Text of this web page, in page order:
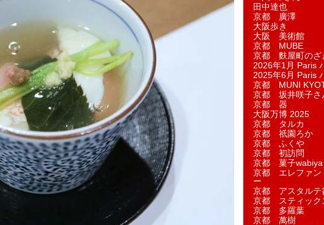
田中達也
京都 廣澤
大阪歩き
大阪 美術館
京都 MUBE
京都 麩屋町のざ
2026年1月 Paris
2025年6月 Paris
京都 MUNI
京都 坂井咲子さ
京都 器
大阪万博 2025
京都 タルカ
京都 祇園ろか
京都 ふくや
京都 初訪問
京都 菓子wabiya
京都 エレファン
ー
京都 アスタルテ
京都 スティック
京都 多羅葉
京都 萬樹